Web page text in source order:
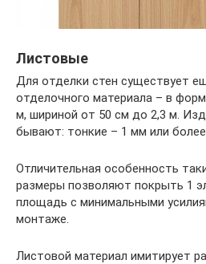
Листовые
Для отделки стен существует
отделочного материала – в
м, шириной от 50 см до 2,3 м.
бывают: тонкие – 1 мм или
Отличительная особенность
размеры позволяют покрыть 1
площадь с минимальными
монтаже.
Листовой материал имитирует